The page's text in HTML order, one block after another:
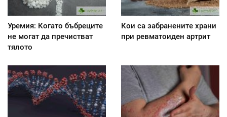
Уремия: Когато бъбреците
не могат да пречистват
тялото
Кои са забранените храни
при ревматоиден артрит